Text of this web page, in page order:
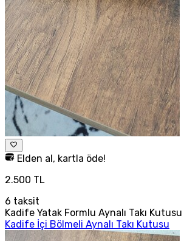
Elden al, kartla öde!
2.500 TL
6 taksit
Kadife Yatak Formlu Aynalı Takı Kutusu
Kadife İçi Bölmeli Aynalı Takı Kutusu